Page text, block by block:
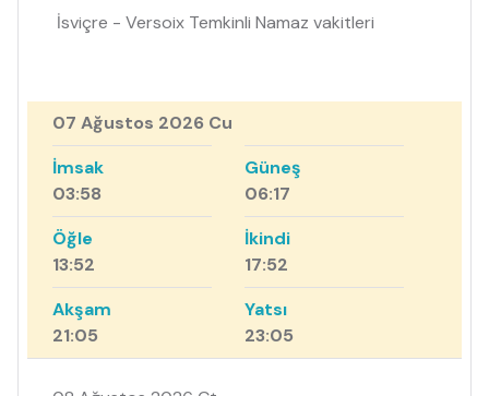
İsviçre - Versoix Temkinli Namaz vakitleri
07 Ağustos 2026 Cu
İmsak
03:58
Güneş
06:17
Öğle
13:52
İkindi
17:52
Akşam
21:05
Yatsı
23:05